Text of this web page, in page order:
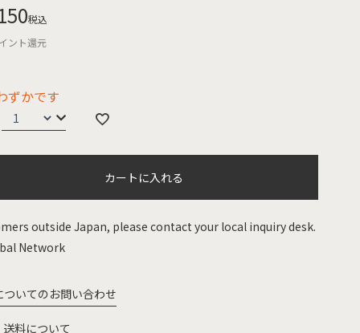
税込
ント還元
ずかです
カートに入れる
outside Japan, please contact your local inquiry desk.
Network
ついてのお問い合わせ
料について